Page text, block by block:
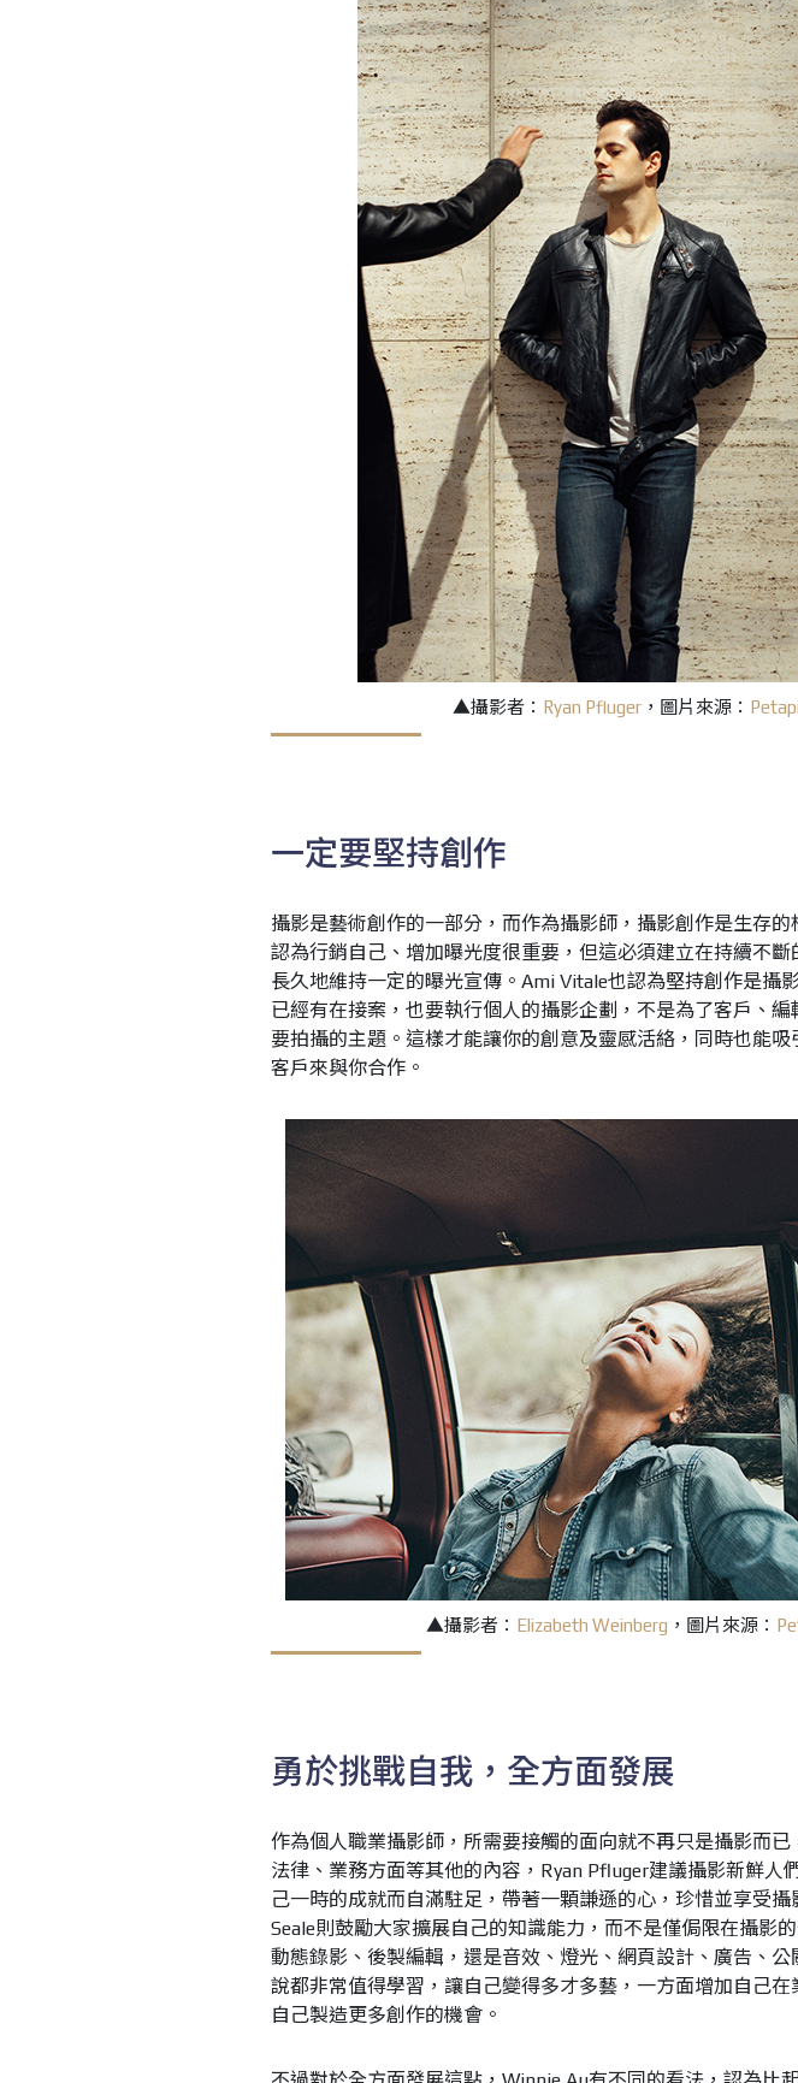
▲攝影者： Ryan Pfluger ，圖片來源：
一定要堅持創作
攝影是藝術創作的一部分，而作為攝影師，攝影創作是生存
認為行銷自己、增加曝光度很重要，但這必須建立在持續不
長久地維持一定的曝光宣傳。Ami Vitale也認為堅持創作是攝
已經有在接案，也要執行個人的攝影企劃，不是為了客戶、
要拍攝的主題。這樣才能讓你的創意及靈感活絡，同時也能
客戶來與你合作。
▲攝影者： Elizabeth Weinberg ，圖片來源：
勇於挑戰自我，全方面發展
作為個人職業攝影師，所需要接觸的面向就不再只是攝影而
法律、業務方面等其他的內容，Ryan Pfluger建議攝影新鮮人
己一時的成就而自滿駐足，帶著一顆謙遜的心，珍惜並享受
Seale則鼓勵大家擴展自己的知識能力，而不是僅侷限在攝影
動態錄影、後製編輯，還是音效、燈光、網頁設計、廣告、
說都非常值得學習，讓自己變得多才多藝，一方面增加自己
自己製造更多創作的機會。